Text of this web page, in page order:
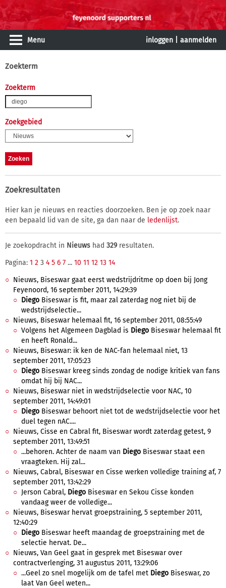
Menu inloggen aanmelden
Zoekterm
Zoekterm
Zoekgebied
Zoekresultaten
Hier kan je nieuws en reacties doorzoeken. Ben je op zoek naar
een bepaald lid van de site, ga dan naar de ledenlijst.
Je zoekopdracht in Nieuws had 329resultaten.
Pagina: 1 2 3 4 5 6 7 ... 10 11 12 13 14
Nieuws, Biseswar gaat eerst wedstrijdritme op doen bij Jong
Feyenoord, 16 september 2011, 14:29:39
Diego Biseswar is fit, maar zal zaterdag nog niet bij de
wedstrijdselectie...
Nieuws, Biseswar helemaal fit, 16 september 2011, 08:55:49
Volgens het Algemeen Dagblad is Diego Biseswar helemaal fit
en heeft Ronald...
Nieuws, Biseswar: ik ken de NAC-fan helemaal niet, 13
september 2011, 17:05:23
Diego Biseswar kreeg sinds zondag de nodige kritiek van fans
omdat hij bij NAC...
Nieuws, Biseswar niet in wedstrijdselectie voor NAC, 10
september 2011, 14:49:01
Diego Biseswar behoort niet tot de wedstrijdselectie voor het
duel tegen nAC....
Nieuws, Cisse en Cabral fit, Biseswar wordt zaterdag getest, 9
september 2011, 13:49:51
...behoren. Achter de naam van Diego Biseswar staat een
vraagteken. Hij zal...
Nieuws, Cabral, Biseswar en Cisse werken volledige training af, 7
september 2011, 13:42:29
Jerson Cabral, Diego Biseswar en Sekou Cisse konden
vandaag weer de volledige...
Nieuws, Biseswar hervat groepstraining, 5 september 2011,
12:40:29
Diego Biseswar heeft maandag de groepstraining met de
selectie hervat. De...
Nieuws, Van Geel gaat in gesprek met Biseswar over
contractverlenging, 31 augustus 2011, 13:29:06
...Geel zo snel mogelijk om de tafel met Diego Biseswar, zo
laat Van Geel weten...